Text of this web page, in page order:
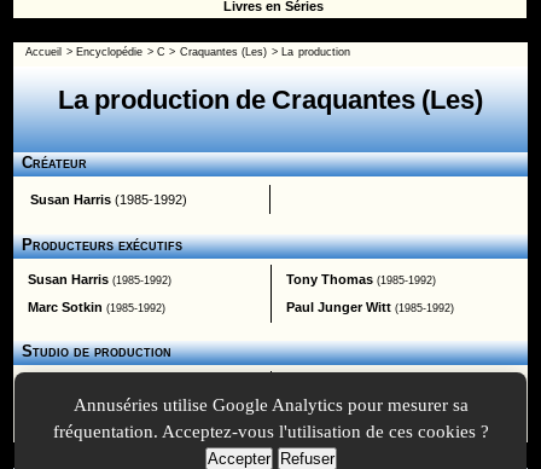
Livres en Séries
Accueil > Encyclopédie >C > Craquantes (Les) > La production
La production de Craquantes (Les)
Créateur
Susan Harris (1985-1992)
Producteurs exécutifs
Susan Harris (1985-1992)
Marc Sotkin (1985-1992)
Tony Thomas (1985-1992)
Paul Junger Witt (1985-1992)
Studio de production
Touchstone Television
[us]
Annuséries utilise Google Analytics pour mesurer sa
fréquentation. Acceptez-vous l'utilisation de ces cookies ?
Accepter Refuser